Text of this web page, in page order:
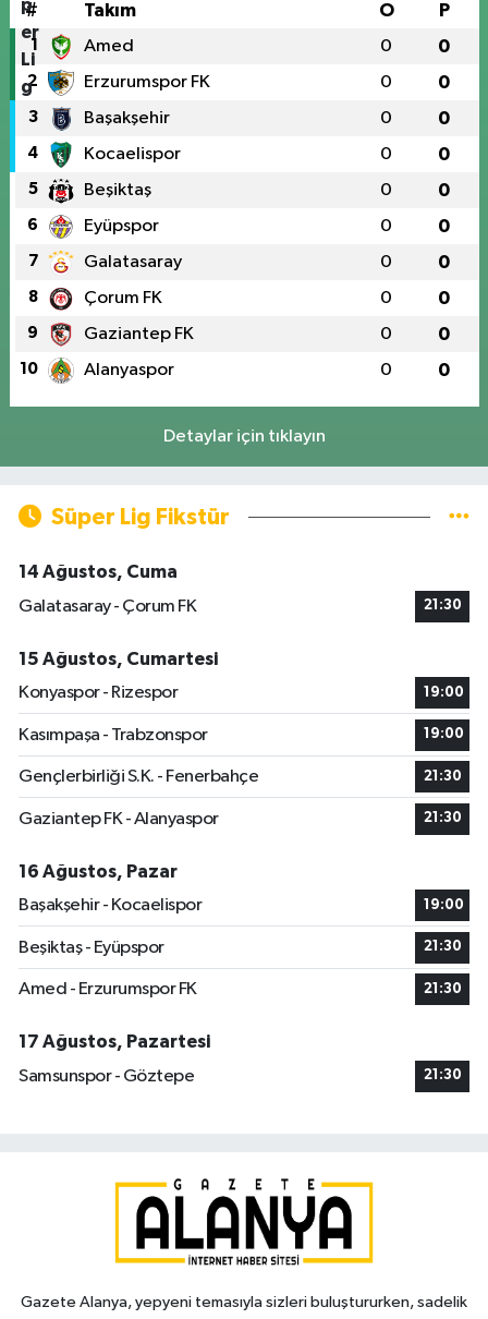
# Takım O P
1 Amed 0 0
2 Erzurumspor FK 0 0
3 Başakşehir 0 0
4 Kocaelispor 0 0
5 Beşiktaş 0 0
6 Eyüpspor 0 0
7 Galatasaray 0 0
8 Çorum FK 0 0
9 Gaziantep FK 0 0
10 Alanyaspor 0 0
Detaylar için tıklayın
Süper Lig Fikstür
14 Ağustos, Cuma
Galatasaray - Çorum FK
21:30
15 Ağustos, Cumartesi
Konyaspor - Rizespor
19:00
Kasımpaşa - Trabzonspor 19:00
Gençlerbirliği S.K. - Fenerbahçe 21:30
Gaziantep FK - Alanyaspor 21:30
16 Ağustos, Pazar
Başakşehir - Kocaelispor
19:00
Beşiktaş - Eyüpspor 21:30
Amed - Erzurumspor FK 21:30
17 Ağustos, Pazartesi
Samsunspor - Göztepe
21:30
Gazete Alanya, yepyeni temasıyla sizleri buluştururken, sadelik